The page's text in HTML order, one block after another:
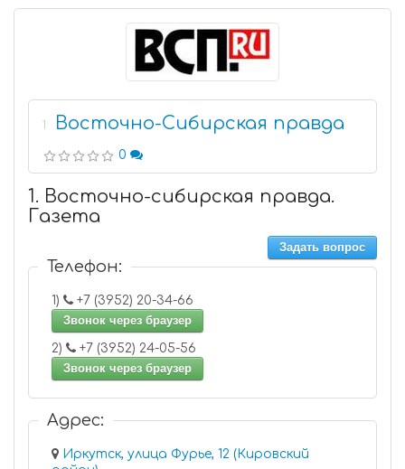
1 Восточно-Сибирская правда
0
1. Восточно-сибирская правда.
Газета
Задать вопрос
Телефон:
1)
+7 (3952) 20-34-66
Звонок через браузер
2)
+7 (3952) 24-05-56
Звонок через браузер
Адрес:
Иркутск, улица Фурье, 12 (Кировский